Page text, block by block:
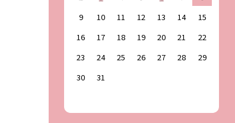
9
10 11 12 13 14
15
16
17 18 19 20 21
22
23
24 25 26 27 28
29
30
31